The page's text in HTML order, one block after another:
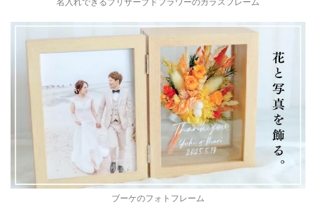
ブーケのフォトフレーム